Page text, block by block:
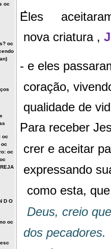
oc
oc
oc
oc
oc
D O
oc
.
Eles
nova criatura ,
- e eles
coração,
qualidade de
Para receber
crer e aceitar
expressando
como esta,
Deus, creio
dos pecadores.